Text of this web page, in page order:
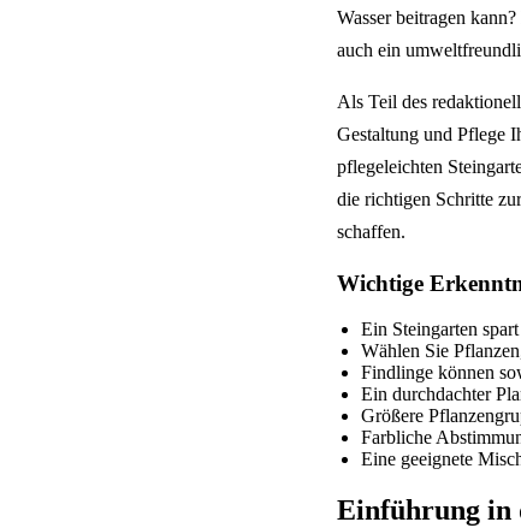
Wasser beitragen
auch ein
Als Teil des
Gestaltung und Pflege
pflegeleichten
die richtigen Schritte
schaffen.
Wichtige
Ein Steingarten
Wählen Sie
Findlinge können
Ein durchdachter
Größere
Farbliche
Eine geeignete
Einführung in